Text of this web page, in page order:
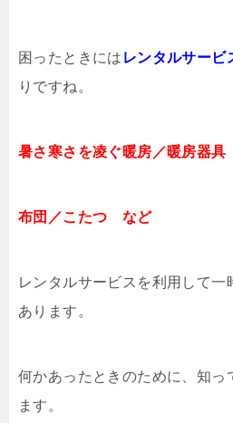
困ったときには レンタルサービ
りですね。
暑さ寒さを凌ぐ暖房／暖房器具
布団／こたつ など
レンタルサービスを利用して一
あります。
何かあったときのために、知っ
ます。